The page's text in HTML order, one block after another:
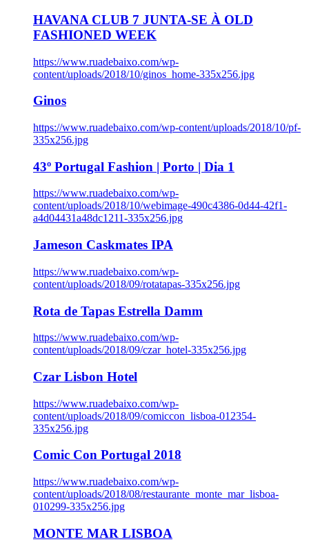
HAVANA CLUB 7 JUNTA-SE À OLD
FASHIONED WEEK
https://www.ruadebaixo.com/wp-
content/uploads/2018/10/ginos_home-335x256.jpg
Ginos
https://www.ruadebaixo.com/wp-content/uploads/2018/10/pf-
335x256.jpg
43º Portugal Fashion | Porto | Dia 1
https://www.ruadebaixo.com/wp-
content/uploads/2018/10/webimage-490c4386-0d44-42f1-
a4d04431a48dc1211-335x256.jpg
Jameson Caskmates IPA
https://www.ruadebaixo.com/wp-
content/uploads/2018/09/rotatapas-335x256.jpg
Rota de Tapas Estrella Damm
https://www.ruadebaixo.com/wp-
content/uploads/2018/09/czar_hotel-335x256.jpg
Czar Lisbon Hotel
https://www.ruadebaixo.com/wp-
content/uploads/2018/09/comiccon_lisboa-012354-
335x256.jpg
Comic Con Portugal 2018
https://www.ruadebaixo.com/wp-
content/uploads/2018/08/restaurante_monte_mar_lisboa-
010299-335x256.jpg
MONTE MAR LISBOA